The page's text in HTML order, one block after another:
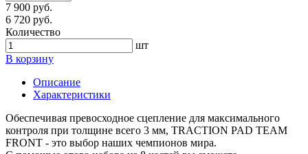
7 900 руб.
6 720 руб.
Количество
шт
В корзину
Описание
Характеристики
Обеспечивая превосходное сцепление для максимального
контроля при толщине всего 3 мм, TRACTION PAD TEAM
FRONT - это выбор наших чемпионов мира.